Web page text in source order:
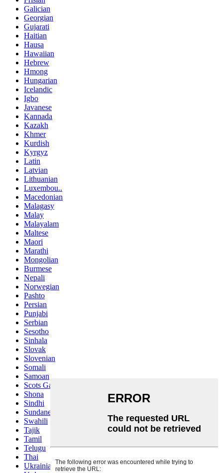
Galician
Georgian
Gujarati
Haitian
Hausa
Hawaiian
Hebrew
Hmong
Hungarian
Icelandic
Igbo
Javanese
Kannada
Kazakh
Khmer
Kurdish
Kyrgyz
Latin
Latvian
Lithuanian
Luxembou..
Macedonian
Malagasy
Malay
Malayalam
Maltese
Maori
Marathi
Mongolian
Burmese
Nepali
Norwegian
Pashto
Persian
Punjabi
Serbian
Sesotho
Sinhala
Slovak
Slovenian
Somali
Samoan
Scots Gaelic
Shona
Sindhi
Sundanese
Swahili
Tajik
Tamil
Telugu
Thai
Ukrainian